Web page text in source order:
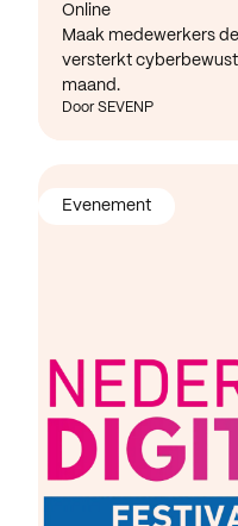
Online
Maak medewerkers
versterkt
maand.
Door SEVENP
Evenement